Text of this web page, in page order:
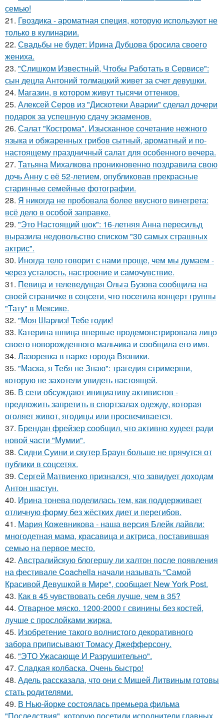
семью!
21. Гвоздика - ароматная специя, которую используют не
только в кулинарии.
22. Свадьбы не будет: Ирина Дубцова бросила своего
жениха.
23. "Слишком Известный, Чтобы Работать в Сервисе":
сын децла Антоний толмацкий живет за счет девушки.
24. Магазин, в котором живут тысячи оттенков.
25. Алексей Серов из "Дискотеки Аварии" сделал дочери
подарок за успешную сдачу экзаменов.
26. Салат "Кострома". Изысканное сочетание нежного
языка и обжаренных грибов сытный, ароматный и по-
настоящему праздничный салат для особенного вечера.
27. Татьяна Михалкова проникновенно поздравила свою
дочь Анну с её 52-летием, опубликовав прекрасные
старинные семейные фотографии.
28. Я никогда не пробовала более вкусного винегрета:
всё дело в особой заправке.
29. "Это Настоящий шок": 16-летняя Анна пересильд
выразила недовольство списком "30 самых страшных
актрис".
30. Иногда тело говорит с нами проще, чем мы думаем -
через усталость, настроение и самочувствие.
31. Певица и телеведущая Ольга Бузова сообщила на
своей страничке в соцсети, что посетила концерт группы
"Тату" в Мексике.
32. "Моя Шарлиз! Тебе годик!
33. Катерина шпица впервые продемонстрировала лицо
своего новорожденного мальчика и сообщила его имя.
34. Лазоревка в парке города Вязники.
35. "Маска, я Тебя не Знаю": трагедия стримерши,
которую не захотели увидеть настоящей.
36. В сети обсуждают инициативу активистов -
предложить запретить в спортзалах одежду, которая
оголяет живот, ягодицы или просвечивается.
37. Брендан фрейзер сообщил, что активно худеет ради
новой части "Мумии".
38. Сидни Суини и скутер Браун больше не прячутся от
публики в соцсетях.
39. Сергей Матвиенко признался, что завидует доходам
Антон шастун.
40. Ирина тонева поделилась тем, как поддерживает
отличную форму без жёстких диет и перегибов.
41. Мария Кожевникова - наша версия Блейк лайвли:
многодетная мама, красавица и актриса, поставившая
семью на первое место.
42. Австралийскую блогершу ли халтон после появления
на фестивале Coachella начали называть "Самой
Красивой Девушкой в Мире", сообщает New York Post.
43. Как в 45 чувствовать себя лучше, чем в 35?
44. Отварное мяско. 1200-2000 г свинины без костей,
лучше с прослойками жирка.
45. Изобретение такого волнистого декоративного
забора приписывают Томасу Джефферсону.
46. "ЭТО Ужасающе И Разрушительно".
47. Сладкая колбаска. Очень быстро!
48. Адель рассказала, что они с Мишей Литвиным готовы
стать родителями.
49. В Нью-йорке состоялась премьера фильма